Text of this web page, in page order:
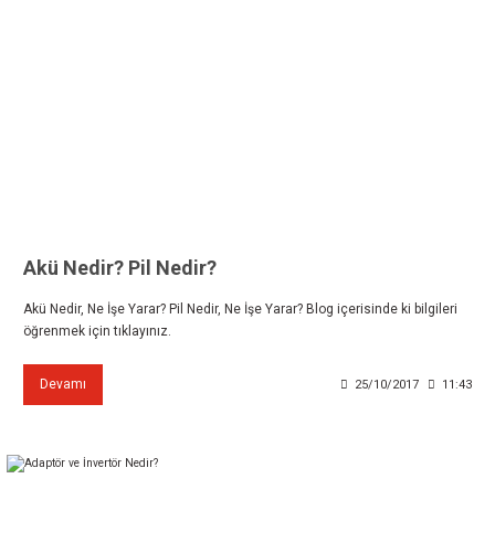
Akü Nedir? Pil Nedir?
Akü Nedir, Ne İşe Yarar? Pil Nedir, Ne İşe Yarar? Blog içerisinde ki bilgileri
öğrenmek için tıklayınız.
Devamı 25/10/2017 11:43